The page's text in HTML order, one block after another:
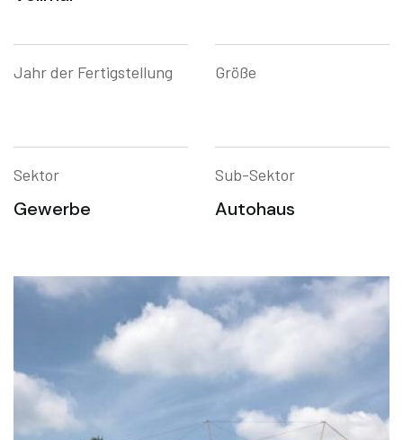
Jahr der Fertigstellung Größe
Sektor
Gewerbe
Sub-Sektor
Autohaus